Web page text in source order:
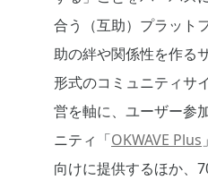
合う（互助）プラット
助の絆や関係性を作る
形式のコミュニティサ
営を軸に、ユーザー参
ニティ「OKWAVE Plus
向けに提供するほか、